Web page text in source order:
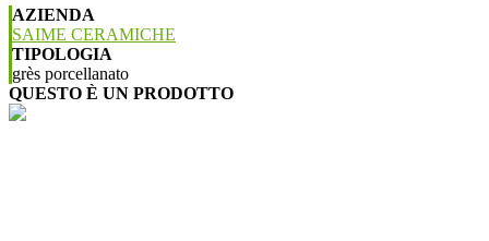
AZIENDA
SAIME CERAMICHE
TIPOLOGIA
grès porcellanato
QUESTO È UN PRODOTTO